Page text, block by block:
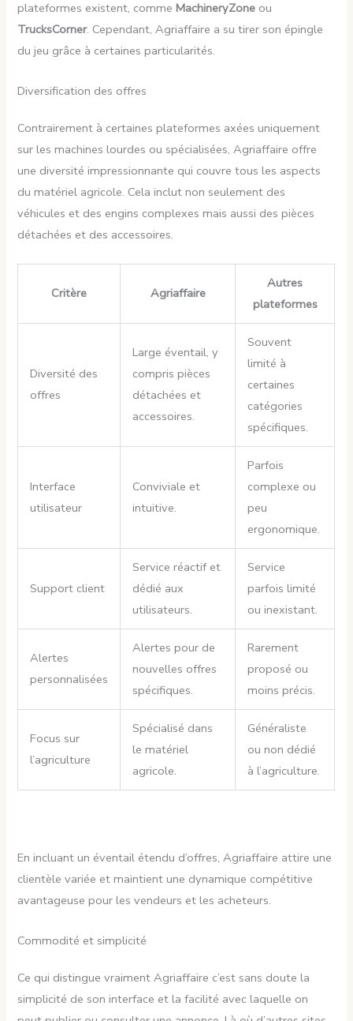
plateformes existent, commeMachineryZone ou
TrucksCorner. Cependant, Agriaffaire a su tirer son épingle
du jeu grâce à certaines particularités.
Diversification des offres
Contrairement à certaines plateformes axées uniquement
sur les machines lourdes ou spécialisées, Agriaffaire offre
une diversité impressionnante qui couvre tous les aspects
du matériel agricole. Cela inclut non seulement des
véhicules et des engins complexes mais aussi des pièces
détachées et des accessoires.
Critère Agriaffaire
Autres
plateformes
Diversité des
offres
Large éventail, y
compris pièces
détachées et
accessoires.
Souvent
limité à
certaines
catégories
spécifiques.
Interface
utilisateur
Conviviale et
intuitive.
Parfois
complexe ou
peu
ergonomique.
Support client
Service réactif et
dédié aux
utilisateurs.
Service
parfois limité
ou inexistant.
Alertes
personnalisées
Alertes pour de
nouvelles offres
spécifiques.
Rarement
proposé ou
moins précis.
Focus sur
l’agriculture
Spécialisé dans
le matériel
agricole.
Généraliste
ou non dédié
à l’agriculture.
En incluant un éventail étendu d’offres, Agriaffaire attire une
clientèle variée et maintient une dynamique compétitive
avantageuse pour les vendeurs et les acheteurs.
Commodité et simplicité
Ce qui distingue vraiment Agriaffaire c’est sans doute la
simplicité de son interface et la facilité avec laquelle on